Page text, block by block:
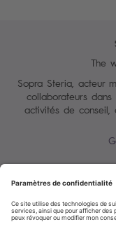
The
Sopra Steria, acteur
collaborateurs
activités de conseil,
Alerte